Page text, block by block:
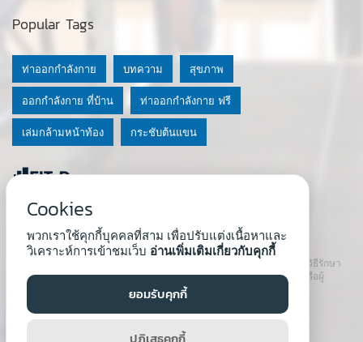
© 2020 Fit-D.com & Fit-D Finess
About Us | นโยบายความเป็นส่วนตัว|เงื่อนไขการใช้เว็บ
เนื้อหาที่ใช้ในเว็บนี้ ไม่สามารถใช้แทนคำปรึกษา คำแนะนำ วินิจฉัย หรือวิธีรักษา
โรคที่แนะนำจากผู้เชี่ยวชาญหรือแพทย์ได้ เราสนับสนุนให้ปรึกษาแพทย์หรือผู้
เชี่ยวชาญก่อนเริ่มโปรแกรมใหม่ทุกครั้ง
Developed by :
Popular Tags
ท่าออกกำลังกาย บทความ สุขภาพ
ออกกำลังกาย ที่บ้าน ท่าออกกำลังกาย ฟรี
เล่มกล้ามหน้าท้อง กระชับต้นแขน
Cookies
พวกเราใช้คุกกี้บุคคลที่สาม เพื่อปรับแต่งเนื้อหาและ
วิเคราะห์การเข้าชมเว็บ อ่านเพิ่มเติมเกี่ยวกับคุกกี้
ยอมรับคุกกี้